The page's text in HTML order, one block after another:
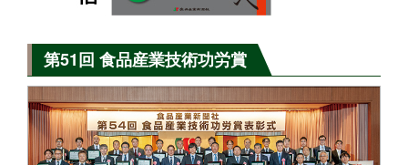
第51回 食品産業技術功労賞